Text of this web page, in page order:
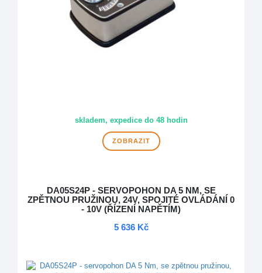
skladem, expedice do 48 hodin
ZOBRAZIT
DA05S24P - SERVOPOHON DA 5 NM, SE
ZPĚTNOU PRUŽINOU, 24V, SPOJITÉ OVLÁDÁNÍ 0
- 10V (ŘÍZENÍ NAPĚTÍM)
5 636 Kč